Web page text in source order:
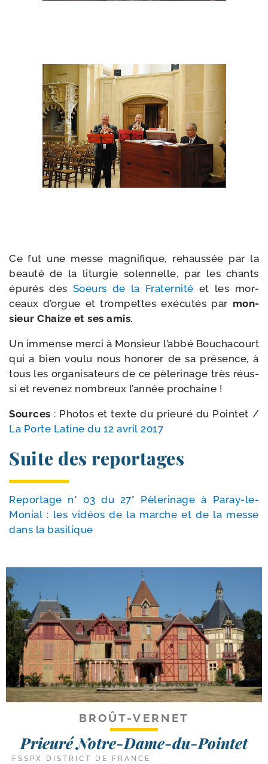
Ce fut une messe magni­fique, rehaus­sée par la
beau­té de la litur­gie solen­nelle, par les chants
épu­rés des Soeurs de la Fraternité et les mor­
ceaux d’orgue et trom­pettes exé­cu­tés par mon­
sieur Chaize et ses amis.
Un immense mer­ci à Monsieur l’abbé Bouchacourt
qui a bien vou­lu nous hono­rer de sa pré­sence, à
tous les orga­ni­sa­teurs de ce pèle­ri­nage très réus­
si et reve­nez nom­breux l’année prochaine !
Sources : Photos et texte du prieu­ré du Pointet /​
La Porte Latine du 12 avril 2017
Suite des reportages
Reportage n° 03 du 27° Pèlerinage à Paray-​le-​
Monial : les vidéos de la marche et de la messe
dans la basilique
BROÛT-VERNET
Prieuré Notre-Dame-du-Pointet
FSSPX DISTRICT DE FRANCE